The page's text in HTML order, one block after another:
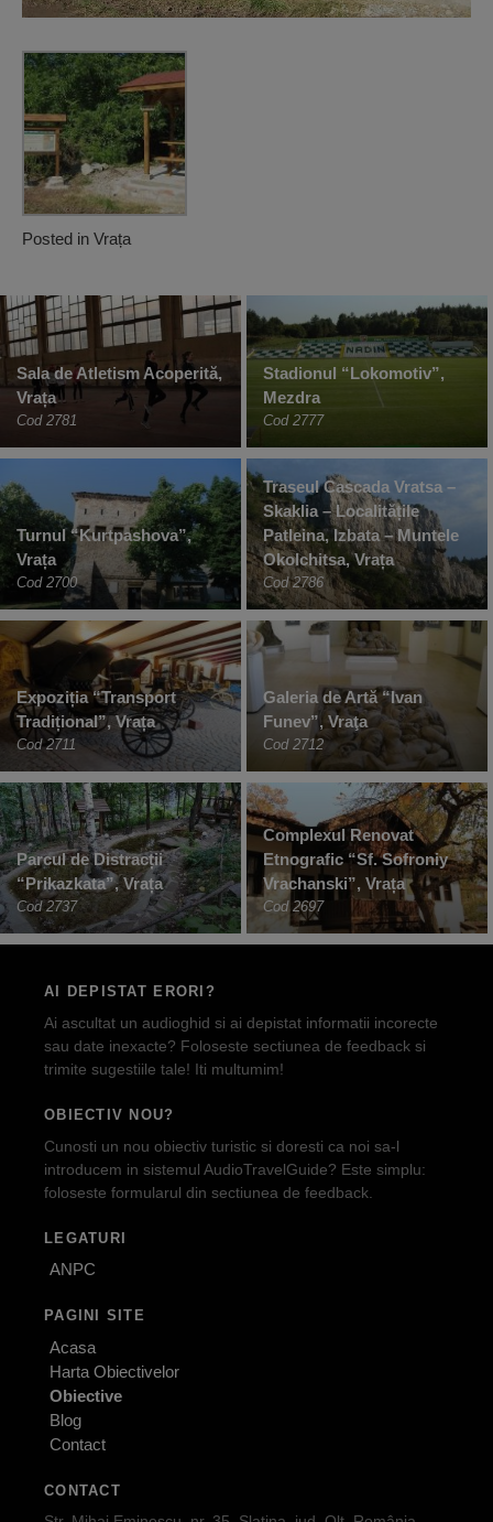
Posted in Vrața
Sala de Atletism Acoperită,
Vrața
Cod 2781
Stadionul “Lokomotiv”,
Mezdra
Cod 2777
Turnul “Kurtpashova”,
Vrața
Cod 2700
Traseul Cascada Vratsa –
Skaklia – Localitățile
Patleina, Izbata – Muntele
Okolchitsa, Vrața
Cod 2786
Expoziția “Transport
Tradițional”, Vrața
Cod 2711
Galeria de Artă “Ivan
Funev”, Vraţa
Cod 2712
Parcul de Distracții
“Prikazkata”, Vrața
Cod 2737
Complexul Renovat
Etnografic “Sf. Sofroniy
Vrachanski”, Vrața
Cod 2697
AI DEPISTAT ERORI?
Ai ascultat un audioghid si ai depistat informatii incorecte
sau date inexacte? Foloseste sectiunea de feedback si
trimite sugestiile tale! Iti multumim!
OBIECTIV NOU?
Cunosti un nou obiectiv turistic si doresti ca noi sa-l
introducem in sistemul AudioTravelGuide? Este simplu:
foloseste formularul din sectiunea de feedback.
LEGATURI
ANPC
PAGINI SITE
Acasa
Harta Obiectivelor
Obiective
Blog
Contact
CONTACT